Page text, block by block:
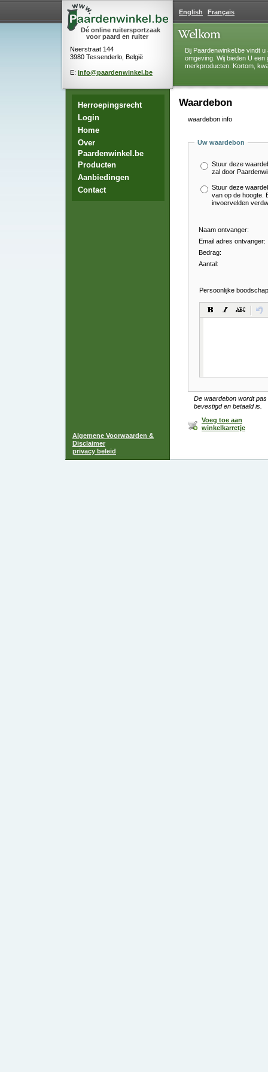
Dé online ruitersportzaak
voor paard en ruiter
Neerstraat 144
3980 Tessenderlo, België
E: info@paardenwinkel.be
Herroepingsrecht
Login
Home
Over
Paardenwinkel.be
Producten
Aanbiedingen
Contact
English Français
Bij Paardenwinkel.be vindt
omgeving. Wij bieden U
merkproducten. Kortom,
Waardebon
waardebon info
Uw waardebon
Stuur deze
zal door
Stuur deze
van op de hoogte.
invoervelden
Naam ontvanger:
Email adres ontvanger:
Bedrag:
Aantal:
Persoonlijke
De waardebon wordt
bevestigd en betaald is.
Voeg toe aan
winkelkarretje
Algemene Voorwaarden &
Disclaimer
privacy beleid